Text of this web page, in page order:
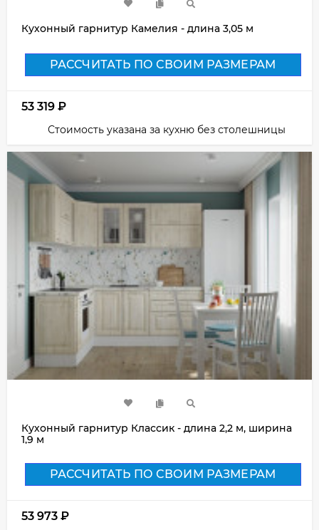
Кухонный гарнитур Камелия - длина 3,05 м
РАССЧИТАТЬ ПО СВОИМ РАЗМЕРАМ
53 319 ₽
Стоимость указана за кухню без столешницы
Кухонный гарнитур Классик - длина 2,2 м, ширина
1,9 м
РАССЧИТАТЬ ПО СВОИМ РАЗМЕРАМ
53 973 ₽